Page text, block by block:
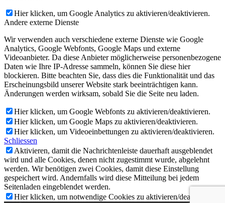
Hier klicken, um Google Analytics zu aktivieren/deaktivieren.
Andere externe Dienste
Wir verwenden auch verschiedene externe Dienste wie Google
Analytics, Google Webfonts, Google Maps und externe
Videoanbieter. Da diese Anbieter möglicherweise personenbezogene
Daten wie Ihre IP-Adresse sammeln, können Sie diese hier
blockieren. Bitte beachten Sie, dass dies die Funktionalität und das
Erscheinungsbild unserer Website stark beeinträchtigen kann.
Änderungen werden wirksam, sobald Sie die Seite neu laden.
Hier klicken, um Google Webfonts zu aktivieren/deaktivieren.
Hier klicken, um Google Maps zu aktivieren/deaktivieren.
Hier klicken, um Videoeinbettungen zu aktivieren/deaktivieren.
Schliessen
Aktivieren, damit die Nachrichtenleiste dauerhaft ausgeblendet
wird und alle Cookies, denen nicht zugestimmt wurde, abgelehnt
werden. Wir benötigen zwei Cookies, damit diese Einstellung
gespeichert wird. Andernfalls wird diese Mitteilung bei jedem
Seitenladen eingeblendet werden.
Hier klicken, um notwendige Cookies zu aktivieren/deaktivieren.